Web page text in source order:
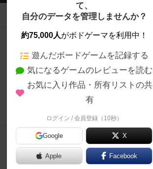
て、
自分のデータを管理しませんか？
約75,000人がボドゲーマを利用中！
遊んだボードゲームを記録する
気になるゲームのレビューを読む
お気に入り作品・所有リストの共
有
ログイン / 会員登録（10秒）
Google X
Apple Facebook
ボードゲームを検索する
ボードゲームの新着レビュー
ボードゲーム会情報
メカニクス特集
掲示板・トピックス
ボドとも・会員一覧
ボードゲーム業界コラム